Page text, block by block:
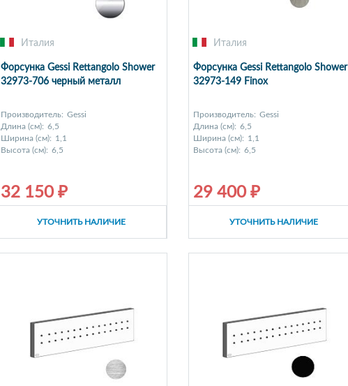
Италия
Форсунка Gessi Rettangolo Shower
32973-706 черный металл
Производитель: Gessi
Длина (см): 6,5
Ширина (см): 1,1
Высота (см): 6,5
32 150 ₽
УТОЧНИТЬ НАЛИЧИЕ
Италия
Форсунка Gessi Rettangolo Shower
32973-149 Finox
Производитель: Gessi
Длина (см): 6,5
Ширина (см): 1,1
Высота (см): 6,5
29 400 ₽
УТОЧНИТЬ НАЛИЧИЕ